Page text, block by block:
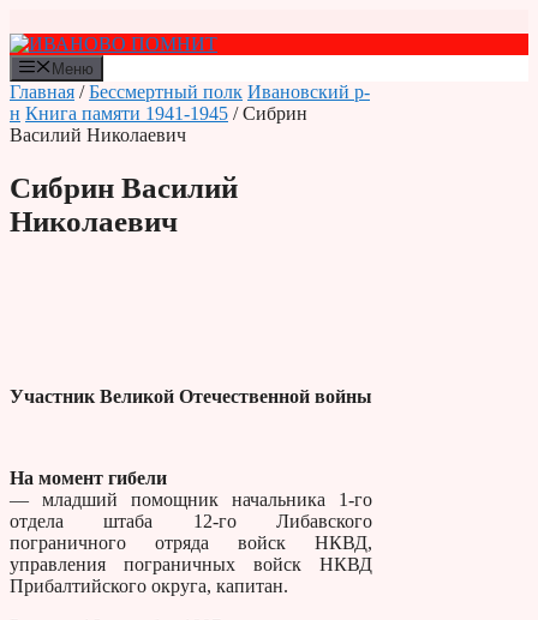
к
содержимому
Меню
Главная /Бессмертный полк Ивановский р-
н Книга памяти 1941-1945 / Сибрин
Василий Николаевич
Сибрин Василий
Николаевич
Участник Великой Отечественной войны
На момент гибели
— младший помощник начальника 1-го
отдела штаба 12-го Либавского
пограничного отряда войск НКВД,
управления пограничных войск НКВД
Прибалтийского округа, капитан.